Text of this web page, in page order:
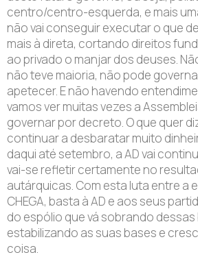
centro/centro-esquerda, e mais
não vai conseguir executar o que
mais à direta, cortando direitos
ao privado o manjar dos deuses.
não teve maioria, não pode
apetecer. E não havendo
vamos ver muitas vezes a
governar por decreto. O que quer
continuar a desbaratar muito
daqui até setembro, a AD vai
vai-se refletir certamente no
autárquicas. Com esta luta entre a
CHEGA, basta à AD e aos seus
do espólio que vá sobrando
estabilizando as suas bases e
coisa.